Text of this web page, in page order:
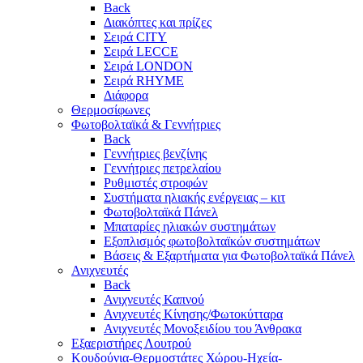
Back
Διακόπτες και πρίζες
Σειρά CITY
Σειρά LECCE
Σειρά LONDON
Σειρά RHYME
Διάφορα
Θερμοσίφωνες
Φωτοβολταϊκά & Γεννήτριες
Back
Γεννήτριες βενζίνης
Γεννήτριες πετρελαίου
Ρυθμιστές στροφών
Συστήματα ηλιακής ενέργειας – κιτ
Φωτοβολταϊκά Πάνελ
Μπαταρίες ηλιακών συστημάτων
Εξοπλισμός φωτοβολταϊκών συστημάτων
Βάσεις & Εξαρτήματα για Φωτοβολταϊκά Πάνελ
Ανιχνευτές
Back
Ανιχνευτές Καπνού
Ανιχνευτές Κίνησης/Φωτοκύτταρα
Ανιχνευτές Μονοξειδίου του Άνθρακα
Εξαεριστήρες Λουτρού
Κουδούνια-Θερμοστάτες Χώρου-Ηχεία-